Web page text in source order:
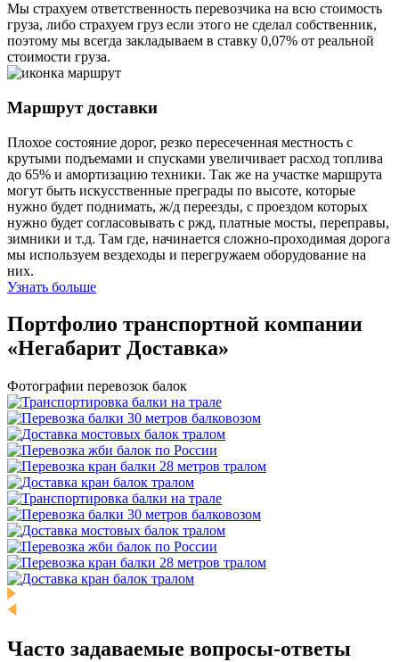
Мы страхуем ответственность перевозчика на всю стоимость
груза, либо страхуем груз если этого не сделал собственник,
поэтому мы всегда закладываем в ставку 0,07% от реальной
стоимости груза.
Маршрут доставки
Плохое состояние дорог, резко пересеченная местность с
крутыми подъемами и спусками увеличивает расход топлива
до 65% и амортизацию техники. Так же на участке маршрута
могут быть искусственные преграды по высоте, которые
нужно будет поднимать, ж/д переезды, с проездом которых
нужно будет согласовывать с ржд, платные мосты, переправы,
зимники и т.д. Там где, начинается сложно-проходимая дорога
мы используем вездеходы и перегружаем оборудование на
них.
Узнать больше
Портфолио транспортной компании
«Негабарит Доставка»
Фотографии перевозок балок
Часто задаваемые вопросы-ответы